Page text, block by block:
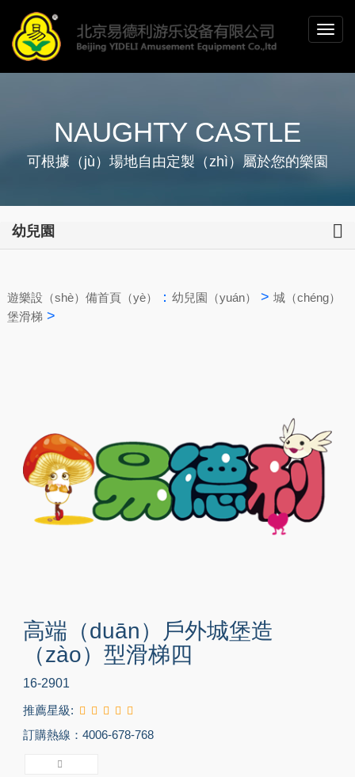
NAUGHTY CASTLE
可根據（jù）場地自由定製（zhì）屬於您的樂園
幼兒園
遊樂設（shè）備首頁（yè） ： 幼兒園（yuán） > 城（chéng）
堡滑梯>
高端（duān）戶外城堡造
（zào）型滑梯四
16-2901
推薦星級:
訂購熱線：4006-678-768